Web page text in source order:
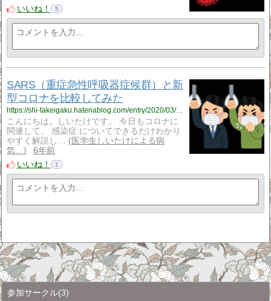
いいね！
5
SARS（重症急性呼吸器症候群）と新
型コロナを比較してみた
https://shi-takeigaku.hatenablog.com/entry/2020/03/11/210000
こんにちは。しいたけです。 今日もコロナに
関連して、 感染症 についてできるだけわかり
やすく解説し…
医学生しいたけによる病
気…
6年前
いいね！
1
参加サークル(3)